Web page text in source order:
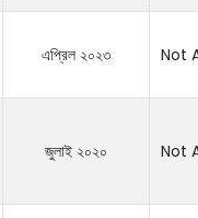
এপ্রিল ২০২৩ Not
জুলাই ২০২০ Not